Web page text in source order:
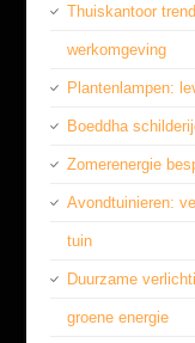
Thuiskantoor
werkomgeving
Plantenlampen:
Boeddha
Zomerenergie
Avondtuinieren:
tuin
Duurzame
groene energie